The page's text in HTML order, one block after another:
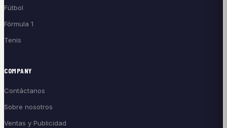
Fútbol
Fórmula 1
Tenis
COMPANY
Contáctanos
Sobre nosotros
Ventas y Publicidad